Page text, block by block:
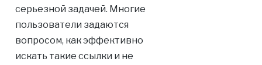
серьезной задачей. Многие
пользователи задаются
вопросом, как эффективно
искать такие ссылки и не